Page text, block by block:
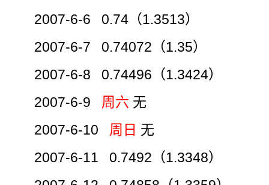
2007-6-6 0.74（1.3513）
2007-6-7 0.74072（1.35）
2007-6-8 0.74496（1.3424）
2007-6-9 周六 无
2007-6-10 周日 无
2007-6-11 0.7492（1.3348）